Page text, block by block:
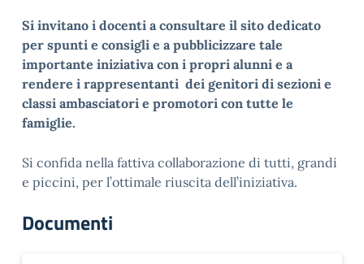
Si invitano i docenti a consultare il sito dedicato
per spunti e consigli e a pubblicizzare tale
importante iniziativa con i propri alunni e a
rendere i rappresentanti dei genitori di sezioni e
classi ambasciatori e promotori con tutte le
famiglie.
Si confida nella fattiva collaborazione di tutti, grandi
e piccini, per l’ottimale riuscita dell’iniziativa.
Documenti